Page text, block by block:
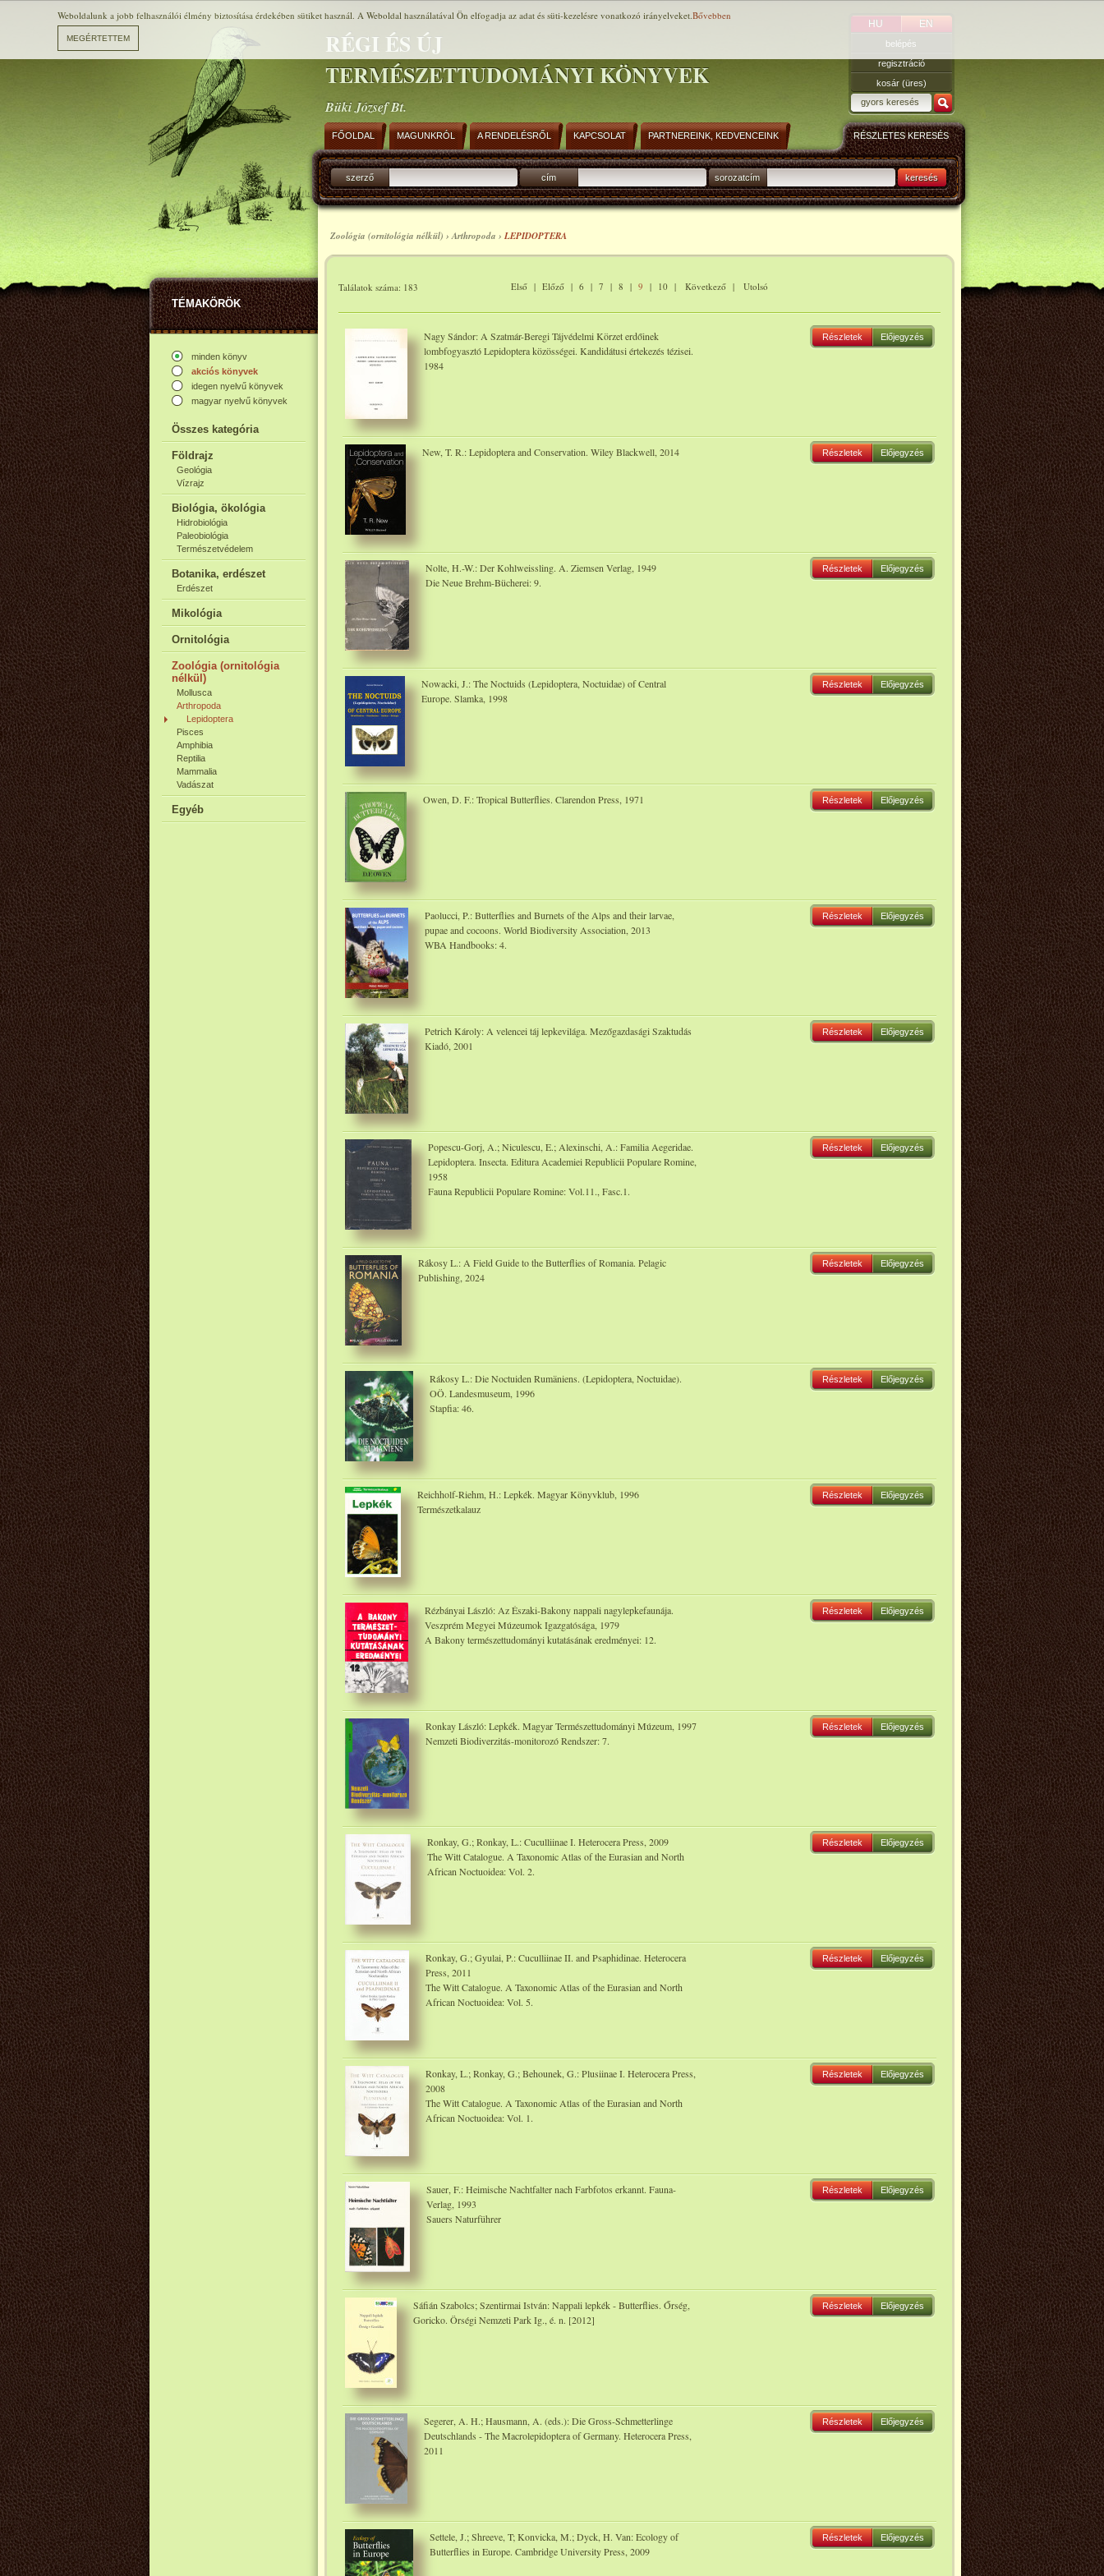
RÉGI ÉS ÚJ
TERMÉSZETTUDOMÁNYI KÖNYVEK
Büki József Bt.
HU EN
belépés
regisztráció
kosár (üres)
TÉMAKÖRÖK
minden könyv
akciós könyvek
idegen nyelvű könyvek
magyar nyelvű könyvek
Összes kategória
Földrajz
Geológia
Vízrajz
Biológia, ökológia
Hidrobiológia
Paleobiológia
Természetvédelem
Botanika, erdészet
Erdészet
Mikológia
Ornitológia
Zoológia (ornitológia
nélkül)
Mollusca
Arthropoda
Lepidoptera
Pisces
Amphibia
Reptilia
Mammalia
Vadászat
Egyéb
FŐOLDAL MAGUNKRÓL A RENDELÉSRŐL KAPCSOLAT PARTNEREINK, KEDVENCEINK RÉSZLETES KERESÉS
szerző cím sorozatcím keresés
Zoológia (ornitológia nélkül) › Arthropoda › LEPIDOPTERA
Első| Előző| 6 | 7 | 8 | 9 | 10| Következő| Utolsó
Találatok száma: 183
Nagy Sándor: A Szatmár-Beregi Tájvédelmi Körzet erdőinek
lombfogyasztó Lepidoptera közösségei. Kandidátusi értekezés tézisei.
1984
Részletek Előjegyzés
New, T. R.: Lepidoptera and Conservation. Wiley Blackwell, 2014 Részletek Előjegyzés
Nolte, H.-W.: Der Kohlweissling. A. Ziemsen Verlag, 1949
Die Neue Brehm-Bücherei: 9.
Részletek Előjegyzés
Nowacki, J.: The Noctuids (Lepidoptera, Noctuidae) of Central
Europe. Slamka, 1998
Részletek Előjegyzés
Owen, D. F.: Tropical Butterflies. Clarendon Press, 1971 Részletek Előjegyzés
Paolucci, P.: Butterflies and Burnets of the Alps and their larvae,
pupae and cocoons. World Biodiversity Association, 2013
WBA Handbooks: 4.
Részletek Előjegyzés
Petrich Károly: A velencei táj lepkevilága. Mezőgazdasági Szaktudás
Kiadó, 2001
Részletek Előjegyzés
Popescu-Gorj, A.; Niculescu, E.; Alexinschi, A.: Familia Aegeridae.
Lepidoptera. Insecta. Editura Academiei Republicii Populare Romine,
1958
Fauna Republicii Populare Romine: Vol.11., Fasc.1.
Részletek Előjegyzés
Rákosy L.: A Field Guide to the Butterflies of Romania. Pelagic
Publishing, 2024
Részletek Előjegyzés
Rákosy L.: Die Noctuiden Rumäniens. (Lepidoptera, Noctuidae).
OÖ. Landesmuseum, 1996
Stapfia: 46.
Részletek Előjegyzés
Reichholf-Riehm, H.: Lepkék. Magyar Könyvklub, 1996
Természetkalauz
Részletek Előjegyzés
Rézbányai László: Az Északi-Bakony nappali nagylepkefaunája.
Veszprém Megyei Múzeumok Igazgatósága, 1979
A Bakony természettudományi kutatásának eredményei: 12.
Részletek Előjegyzés
Ronkay László: Lepkék. Magyar Természettudományi Múzeum, 1997
Nemzeti Biodiverzitás-monitorozó Rendszer: 7.
Részletek Előjegyzés
Ronkay, G.; Ronkay, L.: Cuculliinae I. Heterocera Press, 2009
The Witt Catalogue. A Taxonomic Atlas of the Eurasian and North
African Noctuoidea: Vol. 2.
Részletek Előjegyzés
Ronkay, G.; Gyulai, P.: Cuculliinae II. and Psaphidinae. Heterocera
Press, 2011
The Witt Catalogue. A Taxonomic Atlas of the Eurasian and North
African Noctuoidea: Vol. 5.
Részletek Előjegyzés
Ronkay, L.; Ronkay, G.; Behounek, G.: Plusiinae I. Heterocera Press,
2008
The Witt Catalogue. A Taxonomic Atlas of the Eurasian and North
African Noctuoidea: Vol. 1.
Részletek Előjegyzés
Sauer, F.: Heimische Nachtfalter nach Farbfotos erkannt. Fauna-
Verlag, 1993
Sauers Naturführer
Részletek Előjegyzés
Sáfián Szabolcs; Szentirmai István: Nappali lepkék - Butterflies. Őrség,
Goricko. Örségi Nemzeti Park Ig., é. n. [2012]
Részletek Előjegyzés
Segerer, A. H.; Hausmann, A. (eds.): Die Gross-Schmetterlinge
Deutschlands - The Macrolepidoptera of Germany. Heterocera Press,
2011
Részletek Előjegyzés
Settele, J.; Shreeve, T; Konvicka, M.; Dyck, H. Van: Ecology of
Butterflies in Europe. Cambridge University Press, 2009
Részletek Előjegyzés
Weboldalunk a jobb felhasználói élmény biztosítása érdekében sütiket használ. A Weboldal használatával Ön elfogadja az adat és süti-kezelésre vonatkozó irányelveket.Bővebben